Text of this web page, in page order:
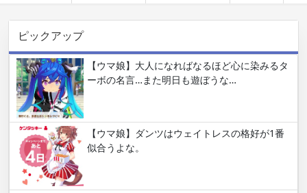
ピックアップ
【ウマ娘】大人になればなるほど心に染みるタ
ーボの名言…また明日も遊ぼうな…
【ウマ娘】ダンツはウェイトレスの格好が1番
似合うよな。